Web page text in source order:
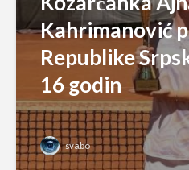
Kahrimanović
Republike
16 godin
svabo